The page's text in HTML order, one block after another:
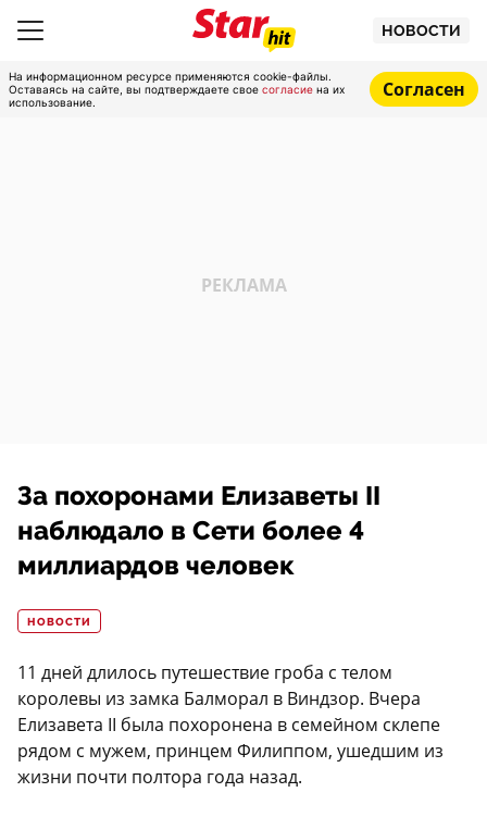
НОВОСТИ
На информационном ресурсе применяются cookie-файлы.
Оставаясь на сайте, вы подтверждаете свое согласие на их
использование.
Согласен
За похоронами Елизаветы II
наблюдало в Сети более 4
миллиардов человек
НОВОСТИ
11 дней длилось путешествие гроба с телом
королевы из замка Балморал в Виндзор. Вчера
Елизавета II была похоронена в семейном склепе
рядом с мужем, принцем Филиппом, ушедшим из
жизни почти полтора года назад.